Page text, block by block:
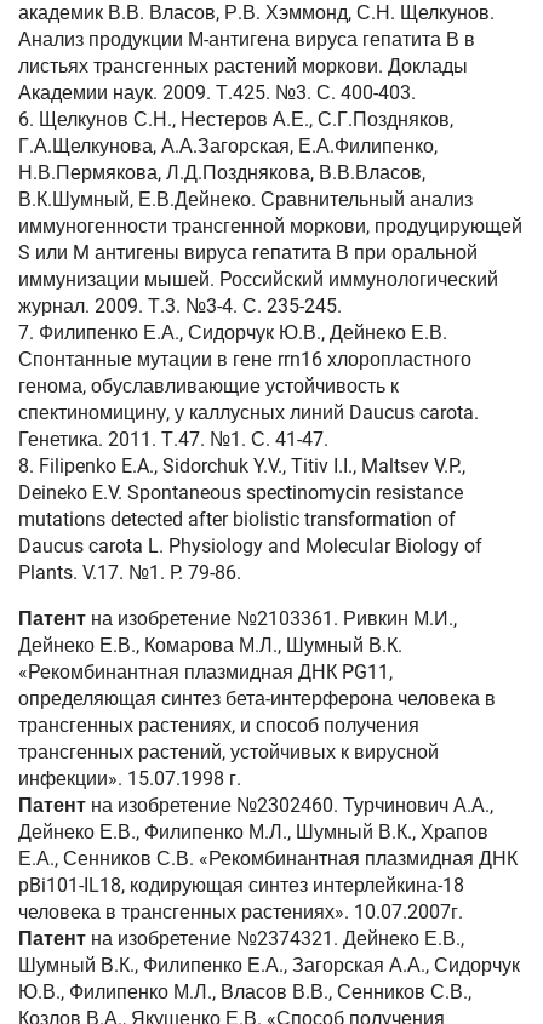
академик В.В. Власов, Р.В. Хэммонд, С.Н. Щелкунов.
Анализ продукции М-антигена вируса гепатита В в
листьях трансгенных растений моркови. Доклады
Академии наук. 2009. Т.425. №3. С. 400-403.
6. Щелкунов С.Н., Нестеров А.Е., С.Г.Поздняков,
Г.А.Щелкунова, А.А.Загорская, Е.А.Филипенко,
Н.В.Пермякова, Л.Д.Позднякова, В.В.Власов,
В.К.Шумный, Е.В.Дейнеко. Сравнительный анализ
иммуногенности трансгенной моркови, продуцирующей
S или M антигены вируса гепатита В при оральной
иммунизации мышей. Российский иммунологический
журнал. 2009. Т.3. №3-4. С. 235-245.
7. Филипенко Е.А., Сидорчук Ю.В., Дейнеко Е.В.
Спонтанные мутации в гене rrn16 хлоропластного
генома, обуславливающие устойчивость к
спектиномицину, у каллусных линий Daucus carota.
Генетика. 2011. Т.47. №1. С. 41-47.
8. Filipenko E.A., Sidorchuk Y.V., Titiv I.I., Maltsev V.P.,
Deineko E.V. Spontaneous spectinomycin resistance
mutations detected after biolistic transformation of
Daucus carota L. Physiology and Molecular Biology of
Plants. V.17. №1. P. 79-86.
Патент на изобретение №2103361. Ривкин М.И.,
Дейнеко Е.В., Комарова М.Л., Шумный В.К.
«Рекомбинантная плазмидная ДНК PG11,
определяющая синтез бета-интерферона человека в
трансгенных растениях, и способ получения
трансгенных растений, устойчивых к вирусной
инфекции». 15.07.1998 г.
Патент на изобретение №2302460. Турчинович А.А.,
Дейнеко Е.В., Филипенко М.Л., Шумный В.К., Храпов
Е.А., Сенников С.В. «Рекомбинантная плазмидная ДНК
pBi101-IL18, кодирующая синтез интерлейкина-18
человека в трансгенных растениях». 10.07.2007г.
Патент на изобретение №2374321. Дейнеко Е.В.,
Шумный В.К., Филипенко Е.А., Загорская А.А., Сидорчук
Ю.В., Филипенко М.Л., Власов В.В., Сенников С.В.,
Козлов В.А., Якушенко Е.В. «Способ получения